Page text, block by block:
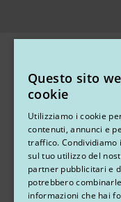
Questo sito
cookie
Utilizziamo i cookie
contenuti, annunci e
traffico.
sul tuo utilizzo del
partner pubblicitari e
potrebbero
informazioni che hai